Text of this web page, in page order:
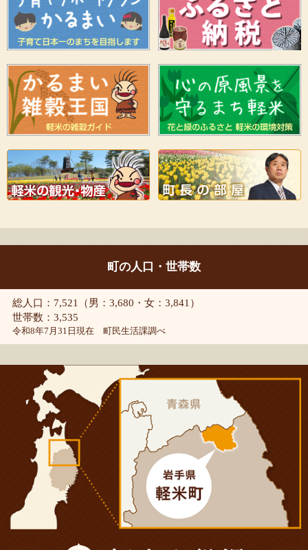
町の人口・世帯数
総人口：7,521（男：3,680・女：3,841）
世帯数：3,535
令和8年7月31日現在 町民生活課調べ